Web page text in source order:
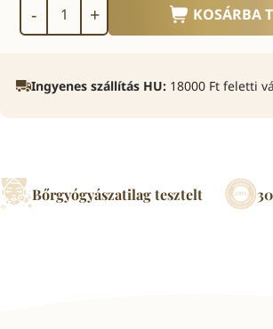
- + KOSÁRBA
Ingyenes szállítás HU: 18000 Ft feletti
Bőrgyógyászatilag tesztelt